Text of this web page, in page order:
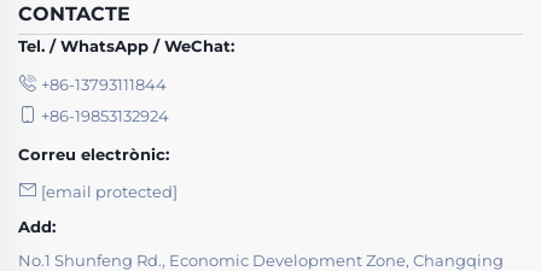
CONTACTE
Tel. / WhatsApp / WeChat:
+86-13793111844
+86-19853132924
Correu electrònic:
[email protected]
Add:
No.1 Shunfeng Rd., Economic Development Zone, Changqing